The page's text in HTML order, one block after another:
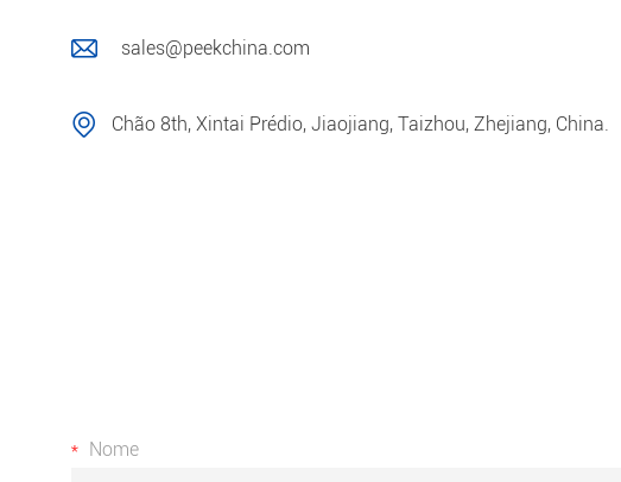
sales@peekchina.com
Chão 8th, Xintai Prédio, Jiaojiang, Taizhou, Zhejiang, China.
Nome